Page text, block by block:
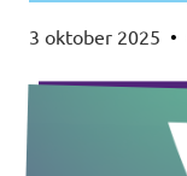
3 oktober 2025 •